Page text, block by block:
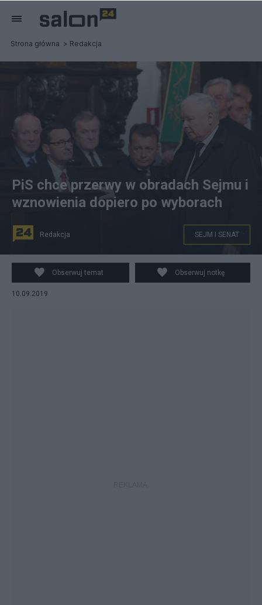
Strona główna Redakcja
PiS chce przerwy w obradach Sejmu i wznowienia
dopiero po wyborach. fot. PAP
PiS chce przerwy w obradach Sejmu i
wznowienia dopiero po wyborach
Redakcja SEJM I SENAT
Obserwuj temat Obserwuj notkę
10.09.2019